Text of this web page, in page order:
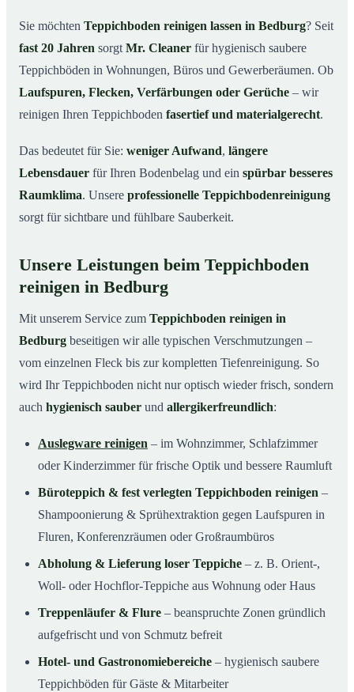
Bedburg?
So funktioniert’s
So reinigen unsere Profis Teppichböden in Bedburg
Sie möchten Teppichboden reinigen lassen in Bedburg? Seit
fast 20 Jahren sorgt Mr. Cleaner für hygienisch saubere
Teppichböden in Wohnungen, Büros und Gewerberäumen. Ob
Laufspuren, Flecken, Verfärbungen oder Gerüche – wir
reinigen Ihren Teppichboden fasertief und materialgerecht.
Das bedeutet für Sie: weniger Aufwand, längere
Lebensdauer für Ihren Bodenbelag und ein spürbar besseres
Raumklima. Unsere professionelle Teppichbodenreinigung
sorgt für sichtbare und fühlbare Sauberkeit.
Unsere Leistungen beim Teppichboden
reinigen in Bedburg
Mit unserem Service zum Teppichboden reinigen in
Bedburg beseitigen wir alle typischen Verschmutzungen –
vom einzelnen Fleck bis zur kompletten Tiefenreinigung. So
wird Ihr Teppichboden nicht nur optisch wieder frisch, sondern
auch hygienisch sauber und allergikerfreundlich:
Auslegware reinigen – im Wohnzimmer, Schlafzimmer
oder Kinderzimmer für frische Optik und bessere Raumluft
Büroteppich & fest verlegten Teppichboden reinigen –
Shampoonierung & Sprühextraktion gegen Laufspuren in
Fluren, Konferenzräumen oder Großraumbüros
Abholung & Lieferung loser Teppiche – z. B. Orient-,
Woll- oder Hochflor-Teppiche aus Wohnung oder Haus
Treppenläufer & Flure – beanspruchte Zonen gründlich
aufgefrischt und von Schmutz befreit
Hotel- und Gastronomiebereiche – hygienisch saubere
Teppichböden für Gäste & Mitarbeiter